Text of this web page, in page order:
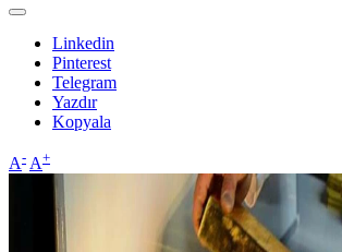
Linkedin
Pinterest
Telegram
Yazdır
Kopyala
A- A+